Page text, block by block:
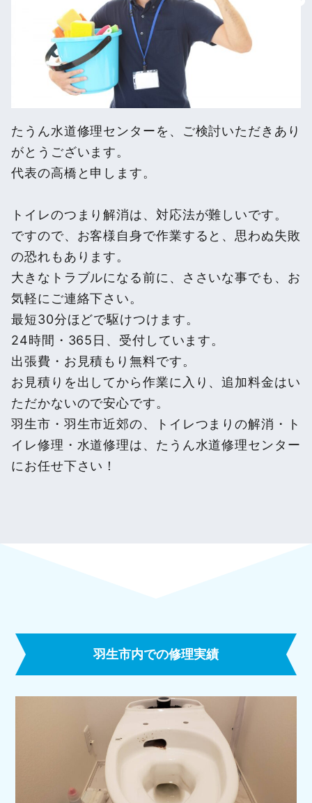
たうん水道修理センターを、ご検討いただきあり
がとうございます。
代表の高橋と申します。
トイレのつまり解消は、対応法が難しいです。
ですので、お客様自身で作業すると、思わぬ失敗
の恐れもあります。
大きなトラブルになる前に、ささいな事でも、お
気軽にご連絡下さい。
最短30分ほどで駆けつけます。
24時間・365日、受付しています。
出張費・お見積もり無料です。
お見積りを出してから作業に入り、追加料金はい
ただかないので安心です。
羽生市・羽生市近郊の、トイレつまりの解消・ト
イレ修理・水道修理は、たうん水道修理センター
にお任せ下さい！
羽生市内での修理実績